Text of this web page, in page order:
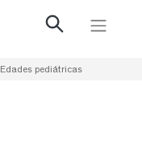
Edades pediátricas